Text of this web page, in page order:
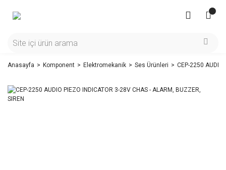
Anasayfa Komponent Elektromekanik Ses Ürünleri CEP-2250 AUDIO